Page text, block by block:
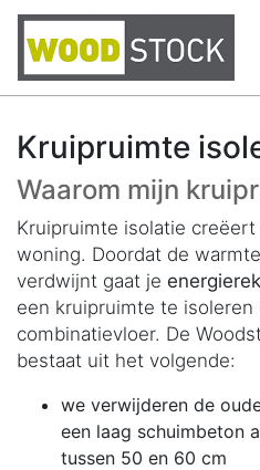
Kruipruimte
Waarom mijn
Kruipruimte isolatie creëert
woning. Doordat de
verdwijnt gaat je
een kruipruimte te
combinatievloer. De
bestaat uit het volgende:
we verwijderen de
een laag schuimbeton
tussen 50 en 60 cm